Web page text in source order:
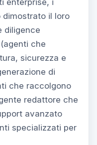
il loro
diligence
che
sicurezza e
di
che raccolgono
redattore che
avanzato
specializzati per